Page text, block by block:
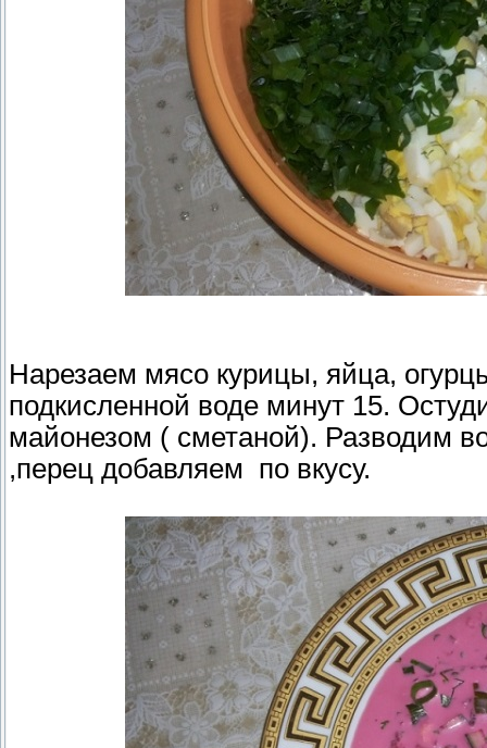
Нарезаем мясо курицы, яйца,
подкисленной воде минут 15.
майонезом ( сметаной). Разводим
,перец добавляем по вкусу.